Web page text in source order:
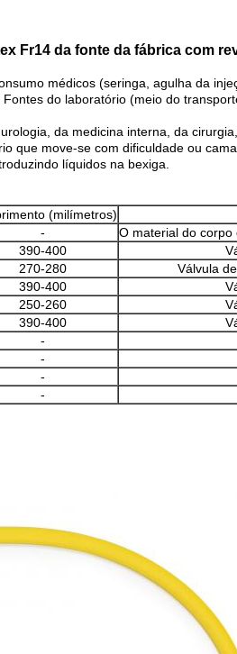
Fr14 da fonte da fábrica com
médicos (seringa, agulha da
do laboratório (meio do
da medicina interna, da
que move-se com dificuldade ou
líquidos na bexiga.
(milímetros)
-
O material do
390-400
270-280
Válvula
390-400
250-260
390-400
-
-
-
-